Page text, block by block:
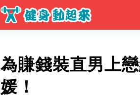
為賺錢裝直男上
媛！